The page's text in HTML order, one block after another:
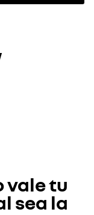
vale tu
sea la